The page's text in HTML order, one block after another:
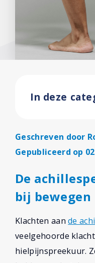
In deze
Geschreven door
Gepubliceerd op
De
bij bewegen
Klachten aande
veelgehoorde
hielpijnspreekuur.